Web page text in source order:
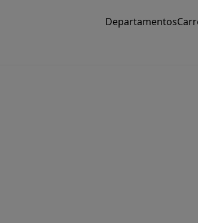
Departamentos